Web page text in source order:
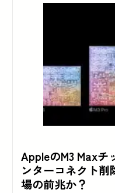
AppleのM3 Maxチ
ンターコネクト
場の前兆か？